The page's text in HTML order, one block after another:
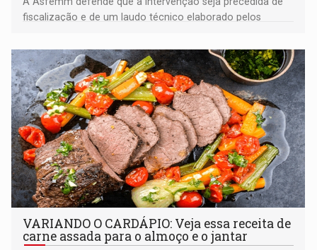
fiscalização e de um laudo técnico elaborado pelos
VARIANDO O CARDÁPIO: Veja essa receita de
carne assada para o almoço e o jantar